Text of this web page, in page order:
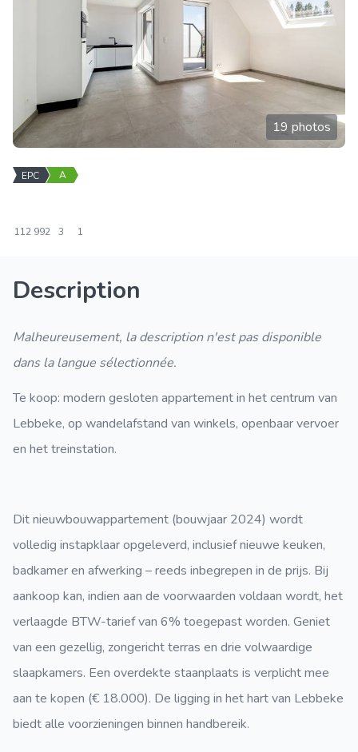
19 photos
EPC A
112 992 3 1
Description
Malheureusement, la description n'est pas disponible
dans la langue sélectionnée.
Te koop: modern gesloten appartement in het centrum van
Lebbeke, op wandelafstand van winkels, openbaar vervoer
en het treinstation.
Dit nieuwbouwappartement (bouwjaar 2024) wordt
volledig instapklaar opgeleverd, inclusief nieuwe keuken,
badkamer en afwerking – reeds inbegrepen in de prijs. Bij
aankoop kan, indien aan de voorwaarden voldaan wordt, het
verlaagde BTW-tarief van 6% toegepast worden. Geniet
van een gezellig, zongericht terras en drie volwaardige
slaapkamers. Een overdekte staanplaats is verplicht mee
aan te kopen (€ 18.000). De ligging in het hart van Lebbeke
biedt alle voorzieningen binnen handbereik.